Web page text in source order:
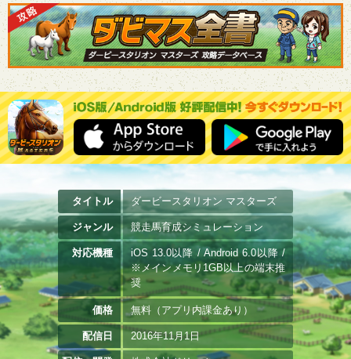
タイトル ダービースタリオン マスターズ
ジャンル 競走馬育成シミュレーション
対応機種
iOS 13.0以降 / Android 6.0以降 /
※メインメモリ1GB以上の端末推
奨
価格 無料（アプリ内課金あり）
配信日 2016年11月1日